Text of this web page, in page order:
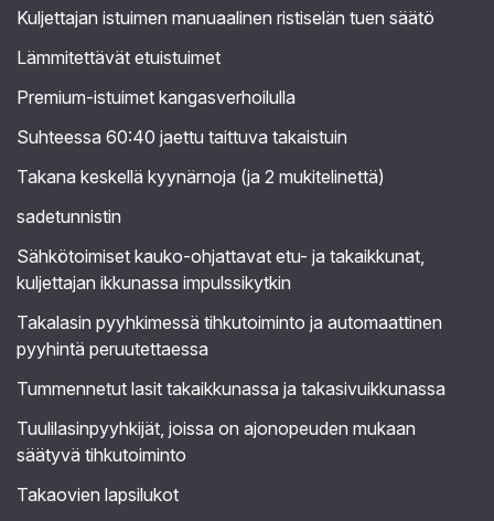
Kuljettajan istuimen manuaalinen ristiselän tuen säätö
Lämmitettävät etuistuimet
Premium-istuimet kangasverhoilulla
Suhteessa 60:40 jaettu taittuva takaistuin
Takana keskellä kyynärnoja (ja 2 mukitelinettä)
sadetunnistin
Sähkötoimiset kauko-ohjattavat etu- ja takaikkunat,
kuljettajan ikkunassa impulssikytkin
Takalasin pyyhkimessä tihkutoiminto ja automaattinen
pyyhintä peruutettaessa
Tummennetut lasit takaikkunassa ja takasivuikkunassa
Tuulilasinpyyhkijät, joissa on ajonopeuden mukaan
säätyvä tihkutoiminto
Takaovien lapsilukot